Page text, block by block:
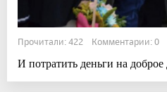
Прочитали: 422 Комментарии: 0
И потратить деньги на доброе